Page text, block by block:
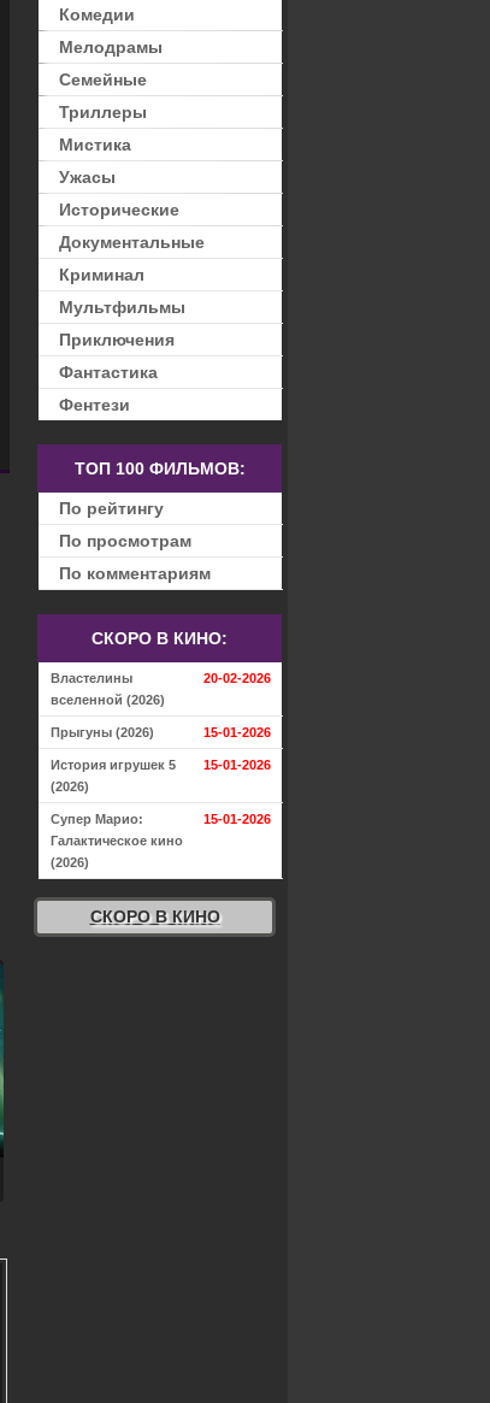
Комедии
Мелодрамы
Семейные
Триллеры
Мистика
Ужасы
Исторические
Документальные
Криминал
Мультфильмы
Приключения
Фантастика
Фентези
ТОП 100 ФИЛЬМОВ:
По рейтингу
По просмотрам
По комментариям
СКОРО В КИНО:
Властелины
вселенной (2026)
20-02-2026
Прыгуны (2026) 15-01-2026
История игрушек 5
(2026)
15-01-2026
Супер Марио:
Галактическое кино
(2026)
15-01-2026
СКОРО В КИНО